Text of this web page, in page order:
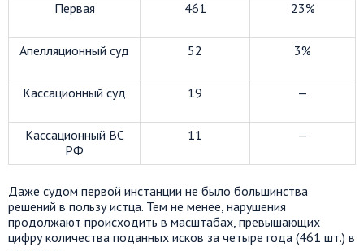
Первая 461 23%
Апелляционный суд 52 3%
Кассационный суд 19 —
Кассационный ВС
РФ
11 —
Даже судом первой инстанции не было большинства
решений в пользу истца. Тем не менее, нарушения
продолжают происходить в масштабах, превышающих
цифру количества поданных исков за четыре года (461 шт.) в